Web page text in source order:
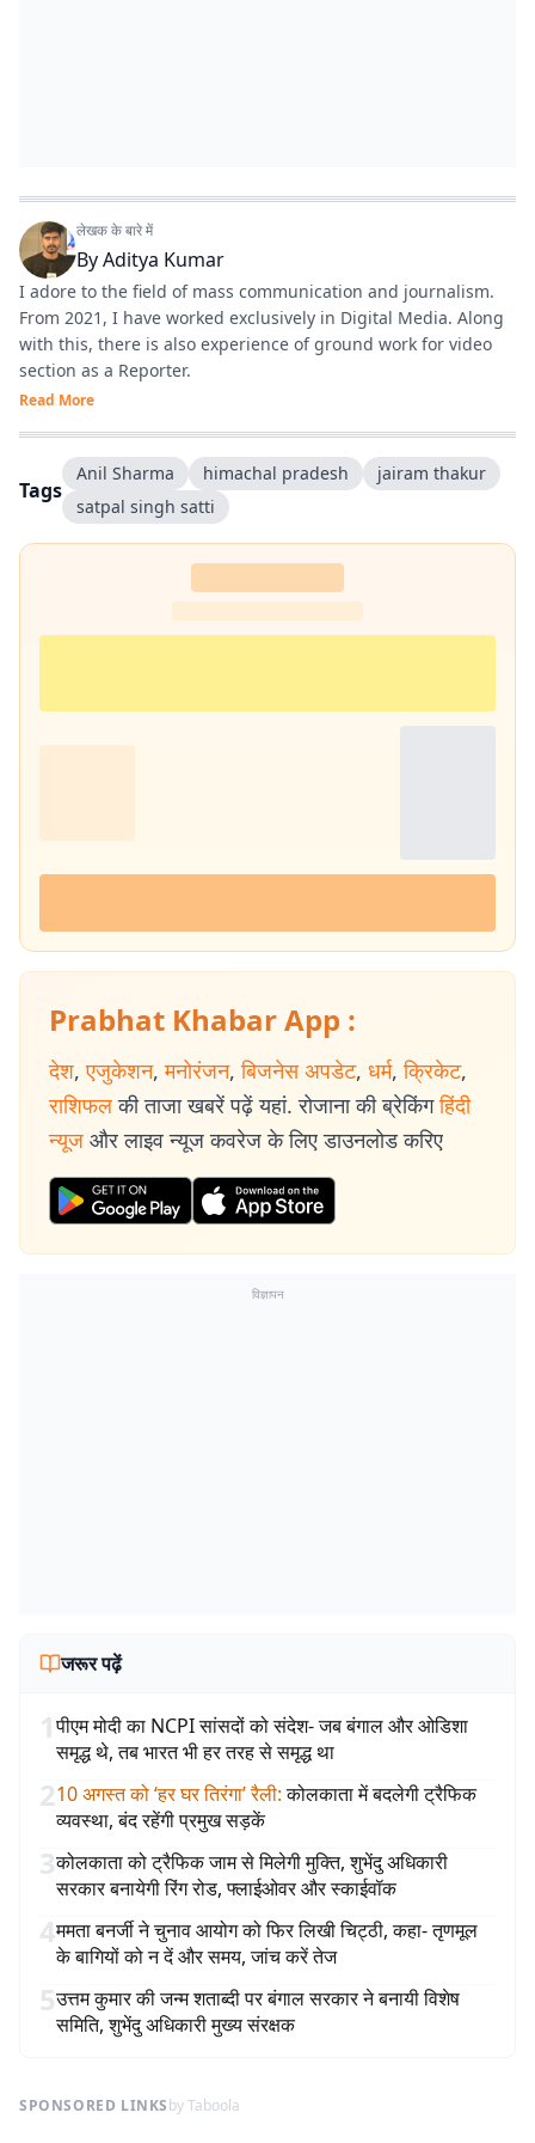
लेखक के बारे में
ByAditya Kumar
I adore to the field of mass communication and journalism.
From 2021, I have worked exclusively in Digital Media. Along
with this, there is also experience of ground work for video
section as a Reporter.
Read More
Tags
Anil Sharma himachal pradesh
jairam thakur
satpal singh satti
Prabhat Khabar App :
देश, एजुकेशन, मनोरंजन, बिजनेस अपडेट, धर्म, क्रिकेट,
राशिफल की ताजा खबरें पढ़ें यहां. रोजाना की ब्रेकिंग हिंदी
न्यूज और लाइव न्यूज कवरेज के लिए डाउनलोड करिए
विज्ञापन
जरूर पढ़ें
1पीएम मोदी का NCPI सांसदों को संदेश- जब बंगाल और ओडिशा
समृद्ध थे, तब भारत भी हर तरह से समृद्ध था
210 अगस्त को ‘हर घर तिरंगा’ रैली: कोलकाता में बदलेगी ट्रैफिक
व्यवस्था, बंद रहेंगी प्रमुख सड़कें
3कोलकाता को ट्रैफिक जाम से मिलेगी मुक्ति, शुभेंदु अधिकारी
सरकार बनायेगी रिंग रोड, फ्लाईओवर और स्काईवॉक
4ममता बनर्जी ने चुनाव आयोग को फिर लिखी चिट्ठी, कहा- तृणमूल
के बागियों को न दें और समय, जांच करें तेज
5उत्तम कुमार की जन्म शताब्दी पर बंगाल सरकार ने बनायी विशेष
समिति, शुभेंदु अधिकारी मुख्य संरक्षक
SPONSORED LINKSby Taboola